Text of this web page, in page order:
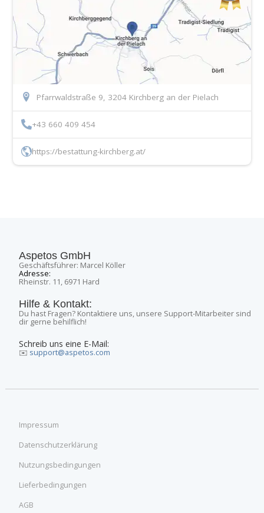
Pfarrwaldstraße 9, 3204 Kirchberg an der Pielach
+43 660 409 454
https://bestattung-kirchberg.at/
Aspetos GmbH
Geschäftsführer: Marcel Köller
Adresse:
Rheinstr. 11, 6971 Hard
Hilfe & Kontakt:
Du hast Fragen? Kontaktiere uns, unsere Support-Mitarbeiter sind
dir gerne behilflich!
Schreib uns eine E-Mail:
✉️ support@aspetos.com
Impressum
Datenschutzerklärung
Nutzungsbedingungen
Lieferbedingungen
AGB